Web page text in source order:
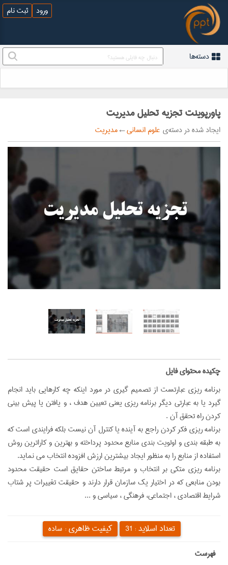
ورود ثبت نام
دسته‌ها
پاورپوینت تجزیه تحلیل مدیریت
ایجاد شده در دسته‌ی علوم انسانی←مدیریت
‌چکیده محتوای فایل
برنامه ريزي عبارتست از تصميم گيري در مورد اينکه چه کارهايي بايد انجام
گيرد يا به عبارتي ديگر برنامه ريزي يعني تعيين هدف ، و يافتن يا پيش بيني
کردن راه تحقق آن .
برنامه ریزی فكر كردن راجع به آينده يا كنترل آن نيست بلكه فرايندي است كه
به طبقه بندي و اولويت بندي منابع محدود پرداخته و بهترين و كاراترين روش
استفاده از منابع را به منظور ايجاد بيشترين ارزش افزوده انتخاب مي نمايد.
برنامه ريزي متكي بر انتخاب و مرتبط ساختن حقايق است حقيقت محدود
بودن منابعي كه در اختيار يك سازمان قرار دارند و حقيقت تغييرات پر شتاب
شرايط اقتصادي ، اجتماعي، فرهنگي ، سياسي و ...
کیفیت ظاهری :ساده تعداد اسلاید :31
‌فهرست